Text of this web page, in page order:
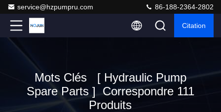
service@hzpumpru.com 86-188-2364-2802
Citation
Mots Clés [ Hydraulic Pump
Spare Parts ] Correspondre 111
Produits